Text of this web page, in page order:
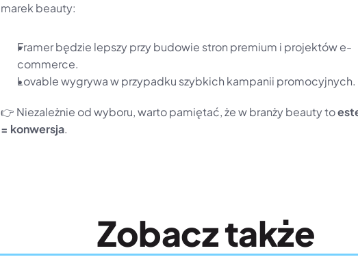
marek beauty:
Framer będzie lepszy przy budowie stron premium i projektów e-
commerce.
Lovable wygrywa w przypadku szybkich kampanii promocyjnych.
👉 Niezależnie od wyboru, warto pamiętać, że w branży beauty to
= konwersja.
Zobacz także